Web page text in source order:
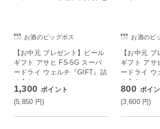
お酒のビッグボス
【お中元 プレゼント】ビール
ギフト アサヒ FS-5G スーパ
ードライ ウェルチ『GIFT』詰
め合わせ
1,300 ポイント
(5,850 円)
お酒のビ
【お中元
ギフト アサ
ードライ ウ
め合わせ
800 ポイ
(3,600 円)